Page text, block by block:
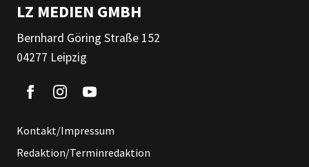
LZ MEDIEN GMBH
Bernhard Göring Straße 152
04277 Leipzig
Kontakt/Impressum
Redaktion/Terminredaktion